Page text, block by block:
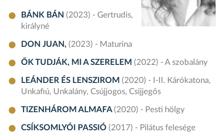
BÁNK BÁN (2023) - Gertrudis,
királyné
DON JUAN, (2023) - Maturina
ŐK TUDJÁK, MI A SZERELEM (2022) - A szobalány
LEÁNDER ÉS LENSZIROM (2020) - I-II. Kárókatona,
Unkafiú, Unkalány, Csújjogos, Csijjegős
TIZENHÁROM ALMAFA(2020) - Pesti hölgy
CSÍKSOMLYÓI PASSIÓ (2017) - Pilátus felesége